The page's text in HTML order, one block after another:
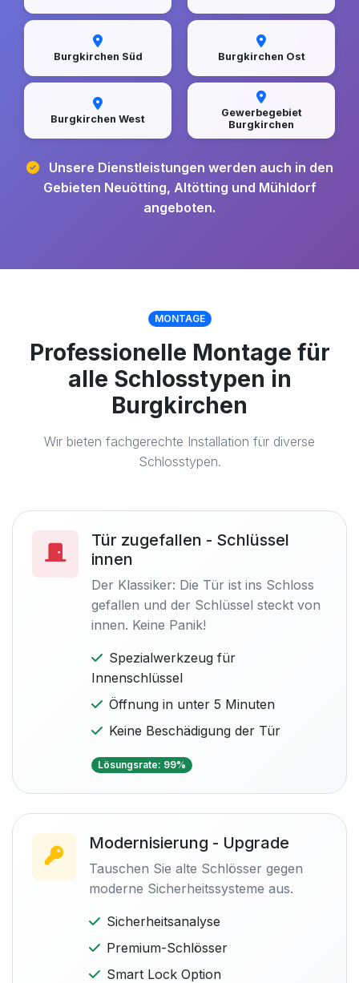
Burgkirchen Süd Burgkirchen Ost
Burgkirchen West
Gewerbegebiet
Burgkirchen
Unsere Dienstleistungen werden auch in den
Gebieten Neuötting, Altötting und Mühldorf
angeboten.
MONTAGE
Professionelle Montage für
alle Schlosstypen in
Burgkirchen
Wir bieten fachgerechte Installation für diverse
Schlosstypen.
Tür zugefallen - Schlüssel
innen
Der Klassiker: Die Tür ist ins Schloss
gefallen und der Schlüssel steckt von
innen. Keine Panik!
Spezialwerkzeug für
Innenschlüssel
Öffnung in unter 5 Minuten
Keine Beschädigung der Tür
Lösungsrate: 99%
Modernisierung - Upgrade
Tauschen Sie alte Schlösser gegen
moderne Sicherheitssysteme aus.
Sicherheitsanalyse
Premium-Schlösser
Smart Lock Option